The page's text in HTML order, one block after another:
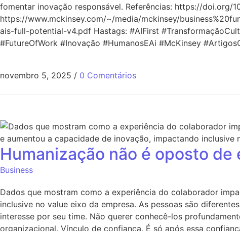
fomentar inovação responsável. Referências: https://doi.org/
https://www.mckinsey.com/~/media/mckinsey/
ais-full-potential-v4.pdf Hastags: #AIFirst
#FutureOfWork #Inovação #HumanosEAi #McKinsey
novembro 5, 2025 / 0 Comentários
Humanização não é oposto
Business
Dados que mostram como a experiência do colaborador
inclusive no value eixo da empresa. As pessoas são
interesse por seu time. Não querer conhecê-los
organizacional. Vínculo de confiança. É só após essa